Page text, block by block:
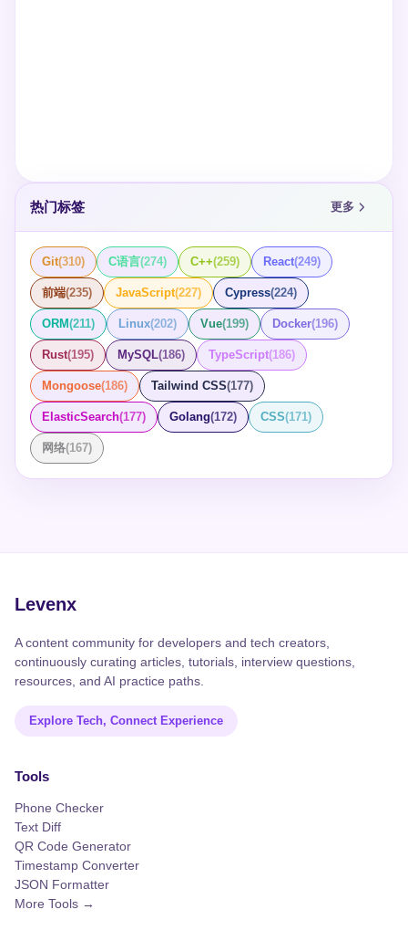
热门标签 更多
Git(310) C语言(274) C++(259) React(249)
前端(235) JavaScript(227) Cypress(224)
ORM(211) Linux(202) Vue(199) Docker(196)
Rust(195) MySQL(186) TypeScript(186)
Mongoose(186) Tailwind CSS(177)
ElasticSearch(177) Golang(172) CSS(171)
网络(167)
Levenx
A content community for developers and tech creators,
continuously curating articles, tutorials, interview questions,
resources, and AI practice paths.
Explore Tech, Connect Experience
Tools
Phone Checker
Text Diff
QR Code Generator
Timestamp Converter
JSON Formatter
More Tools →